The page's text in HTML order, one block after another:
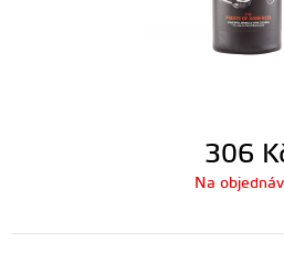
306
Na